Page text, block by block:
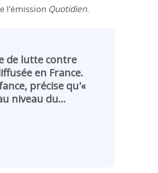
l’émission Quotidien.
de lutte contre
en France.
précise qu'«
niveau du…